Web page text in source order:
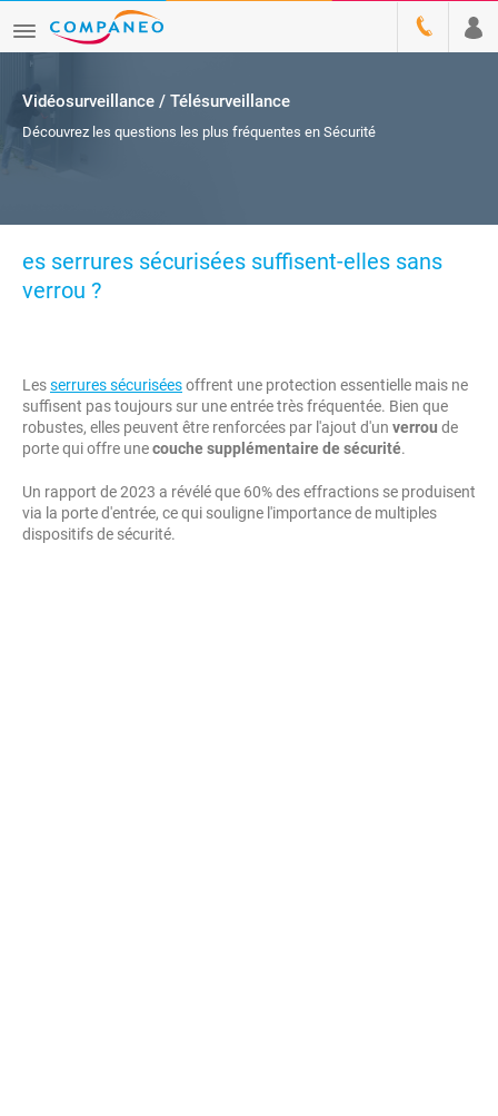
Vidéosurveillance / Télésurveillance
Découvrez les questions les plus fréquentes en Sécurité
es serrures sécurisées suffisent-elles sans
verrou ?
Lesserrures sécuriséesoffrent une protection essentielle mais ne
suffisent pas toujours sur une entrée très fréquentée. Bien que
robustes, elles peuvent être renforcées par l'ajout d'un verrou de
porte qui offre unecouche supplémentaire de sécurité.
Un rapport de 2023 a révélé que 60% des effractions se produisent
via la porte d'entrée, ce qui souligne l'importance de multiples
dispositifs de sécurité.